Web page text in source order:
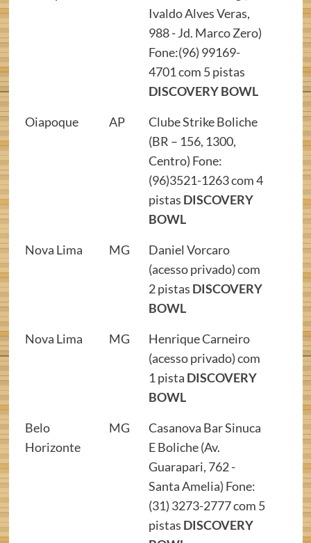
Ivaldo Alves Veras,
988 - Jd. Marco Zero)
Fone:(96) 99169-
4701 com 5 pistas
DISCOVERY BOWL
Oiapoque
AP
Clube Strike Boliche
(BR – 156, 1300,
Centro) Fone:
(96)3521-1263 com 4
pistas DISCOVERY
BOWL
Nova Lima
MG
Daniel Vorcaro
(acesso privado) com
2 pistas DISCOVERY
BOWL
Nova Lima
MG
Henrique Carneiro
(acesso privado) com
1 pista DISCOVERY
BOWL
Belo
Horizonte
MG
Casanova Bar Sinuca
E Boliche (Av.
Guarapari, 762 -
Santa Amelia) Fone:
(31) 3273-2777 com 5
pistas DISCOVERY